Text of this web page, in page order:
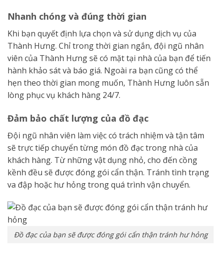
Nhanh chóng và đúng thời gian
Khi bạn quyết định lựa chọn và sử dụng dịch vụ của
Thành Hưng. Chỉ trong thời gian ngắn, đội ngũ nhân
viên của Thành Hưng sẽ có mặt tại nhà của bạn để tiến
hành khảo sát và báo giá. Ngoài ra bạn cũng có thể
hẹn theo thời gian mong muốn, Thành Hưng luôn sẵn
lòng phục vụ khách hàng 24/7.
Đảm bảo chất lượng của đồ đạc
Đội ngũ nhân viên làm việc có trách nhiệm và tận tâm
sẽ trực tiếp chuyển từng món đồ đạc trong nhà của
khách hàng. Từ những vật dụng nhỏ, cho đến cồng
kềnh đều sẽ được đóng gói cẩn thận. Tránh tình trạng
va đập hoặc hư hỏng trong quá trình vận chuyển.
Đồ đạc của bạn sẽ được đóng gói cẩn thận tránh hư hỏng